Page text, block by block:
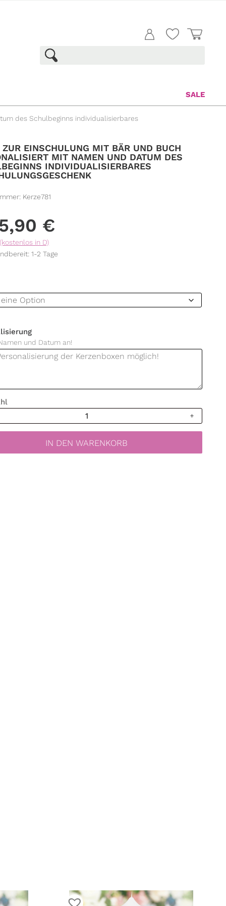
SALE
des Schulbeginns individualisierbares
ZUR EINSCHULUNG MIT BÄR UND BUCH
MIT NAMEN UND DATUM DES
INDIVIDUALISIERBARES
Kerze781
€
in D)
1-2 Tage
und Datum an!
IN DEN WARENKORB